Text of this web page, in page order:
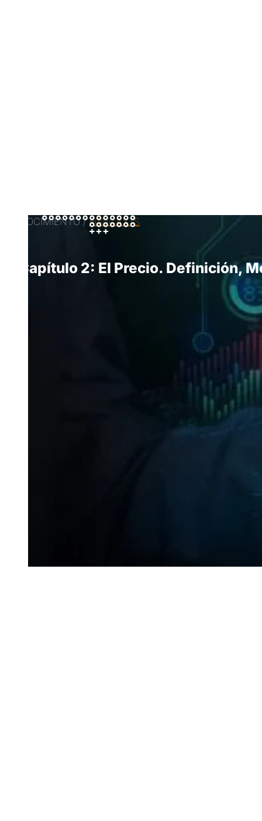
CONOCIMIENTO /PODCASTS
Capítulo 2: El Precio. Definición,